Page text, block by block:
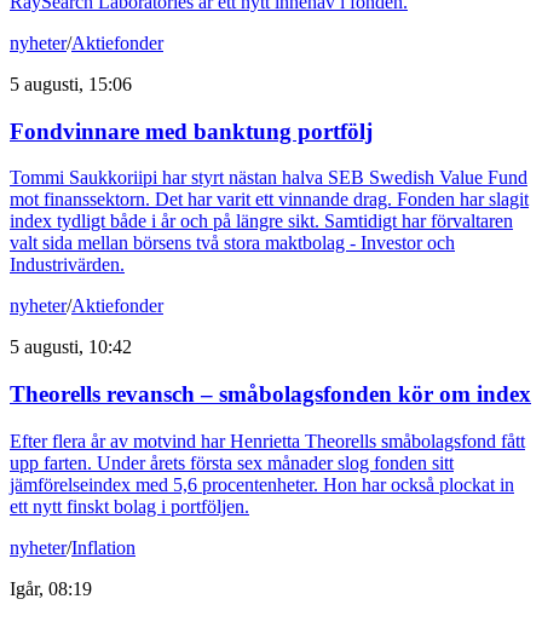
nyheter/Aktiefonder
5 augusti, 15:06
Fondvinnare med banktung portfölj
Tommi Saukkoriipi har styrt nästan halva SEB Swedish Value Fund
mot finanssektorn. Det har varit ett vinnande drag. Fonden har slagit
index tydligt både i år och på längre sikt. Samtidigt har förvaltaren
valt sida mellan börsens två stora maktbolag - Investor och
Industrivärden.
nyheter/Aktiefonder
5 augusti, 10:42
Theorells revansch – småbolagsfonden kör om index
Efter flera år av motvind har Henrietta Theorells småbolagsfond fått
upp farten. Under årets första sex månader slog fonden sitt
jämförelseindex med 5,6 procentenheter. Hon har också plockat in
ett nytt finskt bolag i portföljen.
nyheter/Inflation
Igår, 08:19